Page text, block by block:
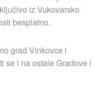
iz Vukovarsko
besplatno.
grad Vinkovce i
se i na ostale Gradove i